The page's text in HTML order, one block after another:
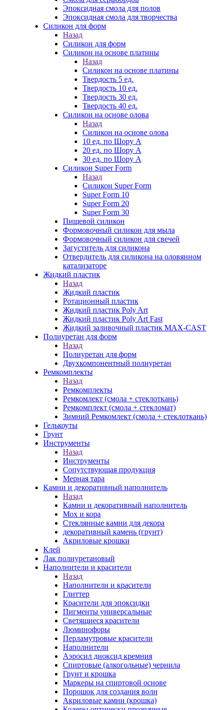
Эпоксидная смола для полов
Эпоксидная смола для творчества
Силикон для форм
Назад
Силикон для форм
Силикон на основе платины
Назад
Силикон на основе платины
Твердость 5 ед.
Твердость 10 ед.
Твердость 30 ед.
Твердость 40 ед.
Силикон на основе олова
Назад
Силикон на основе олова
10 ед. по Шору А
20 ед. по Шору А
30 ед. по Шору А
Силикон Super Form
Назад
Силикон Super Form
Super Form 10
Super Form 20
Super Form 30
Пищевой силикон
Формовочный силикон для мыла
Формовочный силикон для свечей
Загуститель для силикона
Отвердитель для силикона на оловянном
катализаторе
Жидкий пластик
Назад
Жидкий пластик
Ротационный пластик
Жидкий пластик Poly Art
Жидкий пластик Poly Art Fast
Жидкий заливочный пластик MAX-CAST
Полиуретан для форм
Назад
Полиуретан для форм
Двухкомпонентный полиуретан
Ремкомплекты
Назад
Ремкомплекты
Ремкомлект (смола + стеклоткань)
Ремкомплект (смола + стекломат)
Зимний Ремкомлект (смола + стеклоткань)
Гелькоуты
Грунт
Инструменты
Назад
Инструменты
Сопутствующая продукция
Мерная тара
Камни и декоративный наполнитель
Назад
Камни и декоративный наполнитель
Мох и кора
Стеклянные камни для декора
декоративный камень (грунт)
Акриловые крошки
Клей
Лак полиуретановый
Наполнители и красители
Назад
Наполнители и красители
Глиттер
Красители для эпоксидки
Пигменты универсальные
Светящиеся красители
Люминофоры
Перламутровые красители
Наполнители
Аэросил диоксид кремния
Спиртовые (алкогольные) чернила
Грунт и крошка
Маркеры на спиртовой основе
Порошок для создания волн
Акриловые камни (крошка)